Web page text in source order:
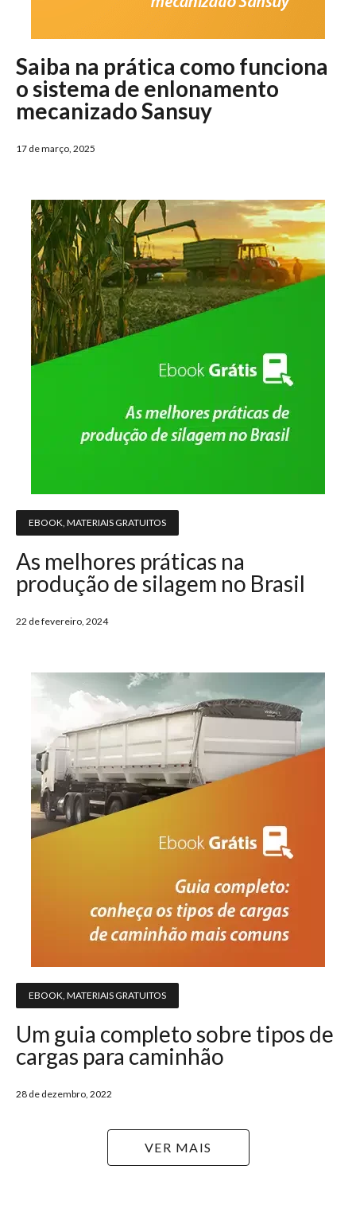
Saiba na prática como funciona
o sistema de enlonamento
mecanizado Sansuy
17 de março, 2025
EBOOK MATERIAIS GRATUITOS
As melhores práticas na
produção de silagem no Brasil
22 de fevereiro, 2024
EBOOK MATERIAIS GRATUITOS
Um guia completo sobre tipos de
cargas para caminhão
28 de dezembro, 2022
VER MAIS